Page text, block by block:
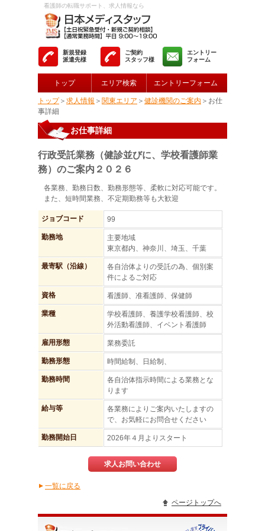
看護師の転職サポート、求人情報なら
新規登録
派遣先様
ご契約
スタッフ様
エントリー
フォーム
トップ エリア検索 エントリーフォーム
トップ＞ 求人情報 ＞ 関東エリア ＞ 健診機関のご案内 ＞お仕
事詳細
お仕事詳細
行政受託業務（健診並びに、学校看護師業
務）のご案内２０２６
各業務、勤務日数、勤務形態等、柔軟に対応可能です。
また、短時間業務、不定期勤務等も大歓迎
ジョブコード 99
勤務地
主要地域
東京都内、神奈川、埼玉、千葉
最寄駅（沿線）
各自治体よりの受託の為、個別案
件によるご対応
資格 看護師、准看護師、保健師
業種
学校看護師、養護学校看護師、校
外活動看護師、イベント看護師
雇用形態 業務委託
勤務形態 時間給制、日給制、
勤務時間
各自治体指示時間による業務とな
ります
給与等
各業務によりご案内いたしますの
で、お気軽にお問合せください
勤務開始日 2026年４月よりスタート
求人お問い合わせ
▲一覧に戻る
ページトップへ